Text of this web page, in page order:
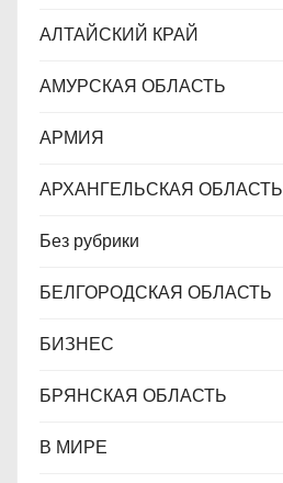
с
я
АЛТАЙСКИЙ КРАЙ
АМУРСКАЯ ОБЛАСТЬ
АРМИЯ
АРХАНГЕЛЬСКАЯ ОБЛАСТЬ
Без рубрики
БЕЛГОРОДСКАЯ ОБЛАСТЬ
БИЗНЕС
БРЯНСКАЯ ОБЛАСТЬ
В МИРЕ